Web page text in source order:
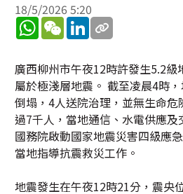
18/5/2026 5:20
WhatsApp
WeChatLinkedIn
廣西柳州市午夜12時許發生5.2級
屬於極淺層地震。 截至凌晨4時
倒塌，4人送院治理，並無生命
過7千人，當地通信、水電供應及
國務院啟動國家地震災害四級應
當地指導抗震救災工作。
地震發生在午夜12時21分，震央